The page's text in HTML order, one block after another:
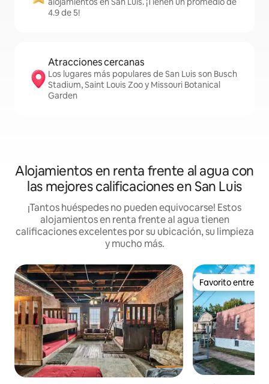
4.9 de 5!
Atracciones cercanas
Los lugares más populares de San Luis son Busch
Stadium, Saint Louis Zoo y Missouri Botanical
Garden
Alojamientos en renta frente al agua con
las mejores calificaciones en San Luis
¡Tantos huéspedes no pueden equivocarse! Estos
alojamientos en renta frente al agua tienen
calificaciones excelentes por su ubicación, su limpieza
y mucho más.
Favorito entre
Favorito entre